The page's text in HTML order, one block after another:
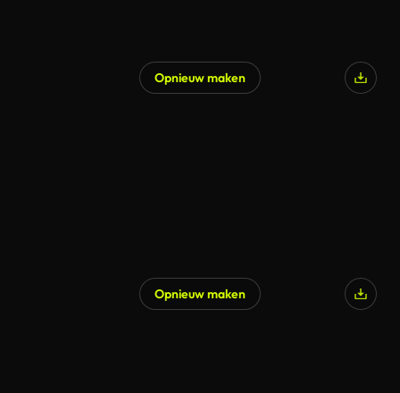
Opnieuw maken
Opnieuw maken